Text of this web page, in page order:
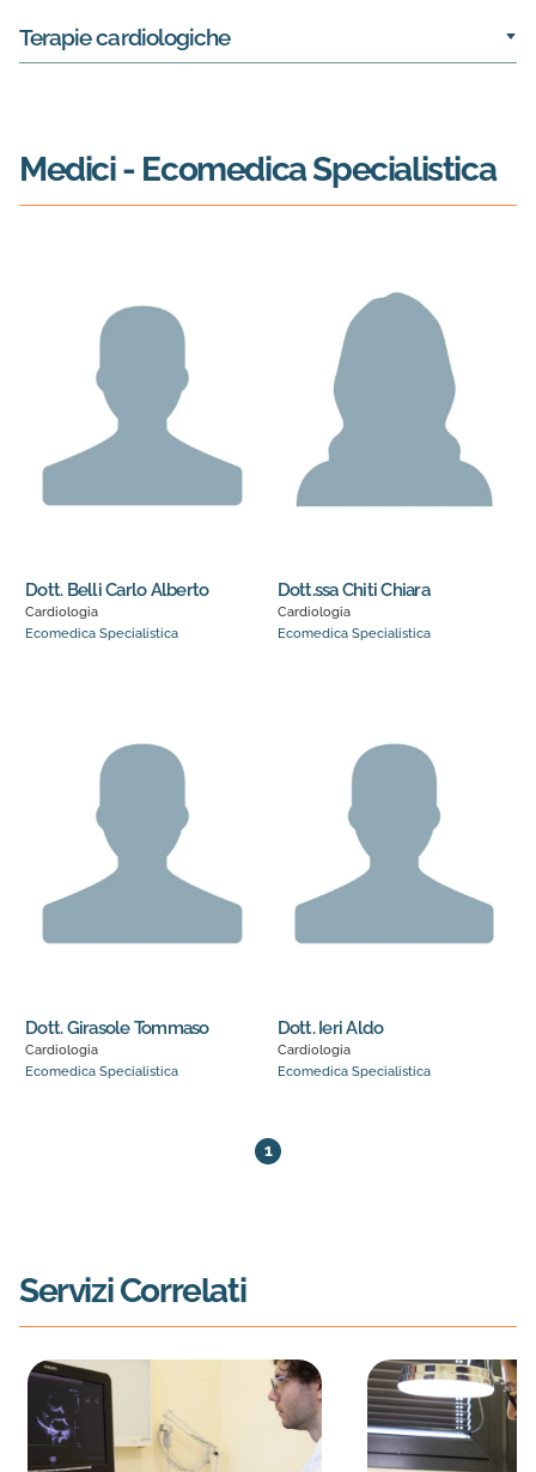
Terapie cardiologiche
Medici- Ecomedica Specialistica
Dott. Belli Carlo Alberto
Cardiologia
Ecomedica Specialistica
Dott.ssa Chiti Chiara
Cardiologia
Ecomedica Specialistica
Dott. Girasole Tommaso
Cardiologia
Ecomedica Specialistica
Dott. Ieri Aldo
Cardiologia
Ecomedica Specialistica
1
Servizi Correlati